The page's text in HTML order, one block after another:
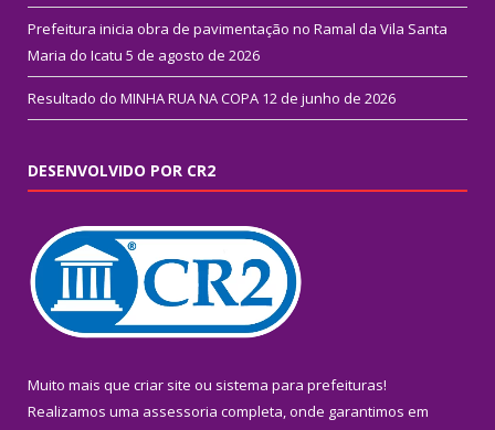
Prefeitura inicia obra de pavimentação no Ramal da Vila Santa
Maria do Icatu 5 de agosto de 2026
Resultado do MINHA RUA NA COPA 12 de junho de 2026
DESENVOLVIDO POR CR2
Muito mais que criar site ou sistema para prefeituras!
Realizamos uma assessoria completa, onde garantimos em